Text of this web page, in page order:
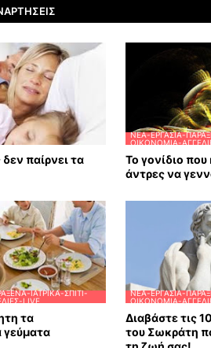
παίρνει τα
ΝΈΑ-ΕΡΓΑΣΊΑ-
ΟΙΚΟΝΟΜΊΑ-
Το γονίδιο που
άντρες να
ΙΑΤΡΙΚΆ-ΣΠΊΤΙ-
LIVE
τα
γεύματα
ΝΈΑ-ΕΡΓΑΣΊΑ-
ΟΙΚΟΝΟΜΊΑ-
Διαβάστε τις
του Σωκράτη